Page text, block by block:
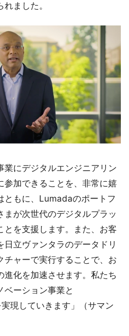
ました。
業にデジタルエンジニアリン
参加できることを、非常に嬉
ともに、Lumadaのポートフ
まが次世代のデジタルプラッ
とを支援します。また、お客
日立ヴァンタラのデータドリ
チャーで実行することで、お
進化を加速させます。私たち
ベーション事業と
実現していきます」（サマン